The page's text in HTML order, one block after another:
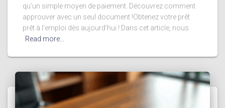
qu’un simple moyen de paiement. Découvrez comment
approuver avec un seul document !Obtenez votre prêt
prêt à l’emploi dès aujourd’hui ! Dans cet article, nous
Read more…